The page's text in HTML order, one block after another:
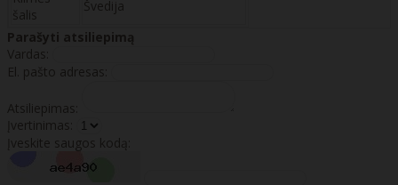
šalis
Švedija
Parašyti atsiliepimą
Vardas:
El. pašto adresas:
Atsiliepimas:
Įvertinimas:
Įveskite saugos kodą: